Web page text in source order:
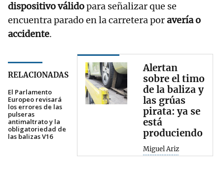
dispositivo válidopara señalizar que se
encuentra parado en la carretera poravería o
accidente.
RELACIONADAS
El Parlamento
Europeo revisará
los errores de las
pulseras
antimaltrato y la
obligatoriedad de
las balizas V16
Alertan
sobre el timo
de la baliza y
las grúas
pirata: ya se
está
produciendo
Miguel Ariz